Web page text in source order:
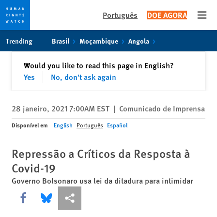
content
Português DOE AGORA
Trending Brasil Moçambique Angola
Would you like to read this page in English?
Yes
No, don't ask again
✕Fechar
28 janeiro, 2021 7:00AM EST | Comunicado de Imprensa
Disponível em English Português Español
Repressão a Críticos da Resposta à
Covid-19
Governo Bolsonaro usa lei da ditadura para intimidar
Share this via Facebook
Share this via Bluesky
Share this via Compartilhar